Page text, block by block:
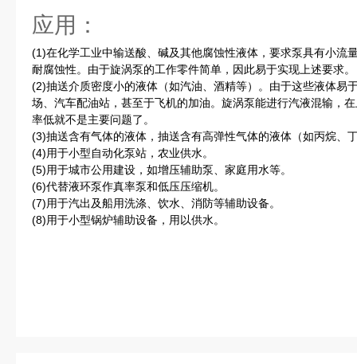
应用：
(1)在化学工业中输送酸、碱及其他腐蚀性液体，要求泵具有小流
耐腐蚀性。由于旋涡泵的工作零件简单，因此易于实现上述要求。
(2)抽送介质密度小的液体（如汽油、酒精等）。由于这些液体易
场、汽车配油站，甚至于飞机的加油。旋涡泵能进行汽液混输，
率低就不是主要问题了。
(3)抽送含有气体的液体，抽送含有高弹性气体的液体（如丙烷、
(4)用于小型自动化泵站，农业供水。
(5)用于城市公用建设，如增压辅助泵、家庭用水等。
(6)代替液环泵作真率泵和低压压缩机。
(7)用于汽出及船用洗涤、饮水、消防等辅助设备。
(8)用于小型锅炉辅助设备，用以供水。